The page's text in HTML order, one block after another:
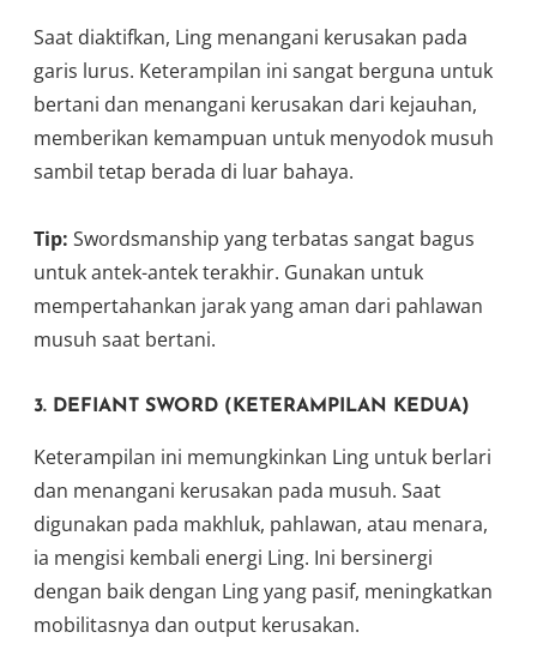
Saat diaktifkan, Ling menangani kerusakan pada
garis lurus. Keterampilan ini sangat berguna untuk
bertani dan menangani kerusakan dari kejauhan,
memberikan kemampuan untuk menyodok musuh
sambil tetap berada di luar bahaya.
Tip: Swordsmanship yang terbatas sangat bagus
untuk antek-antek terakhir. Gunakan untuk
mempertahankan jarak yang aman dari pahlawan
musuh saat bertani.
3. DEFIANT SWORD (KETERAMPILAN KEDUA)
Keterampilan ini memungkinkan Ling untuk berlari
dan menangani kerusakan pada musuh. Saat
digunakan pada makhluk, pahlawan, atau menara,
ia mengisi kembali energi Ling. Ini bersinergi
dengan baik dengan Ling yang pasif, meningkatkan
mobilitasnya dan output kerusakan.